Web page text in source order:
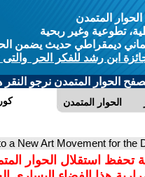
المتمدن
تطوعية وغير ربحية
ديمقراطي حديث يضمن
ابن رشد للفكر الحر والتى
الحوار المتمدن نرجو النقر
الحوار المتمدن
تحفظ استقلال الحوار